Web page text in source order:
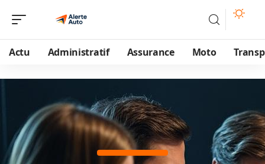
Actu Administratif Assurance Moto